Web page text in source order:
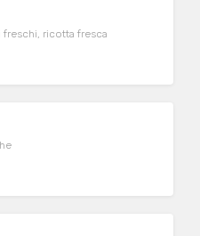
ricotta fresca